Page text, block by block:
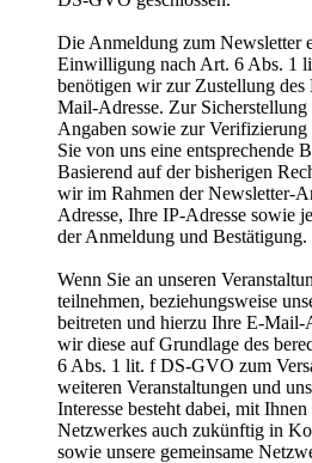
Die Anmeldung zum Newsletter
Einwilligung nach Art. 6 Abs. 1
benötigen wir zur Zustellung
Mail-Adresse. Zur
Angaben sowie zur
Sie von uns eine entsprechende
Basierend auf der bisherigen
wir im Rahmen der Newsletter-
Adresse, Ihre IP-Adresse sowie
der Anmeldung und Bestätigung.
Wenn Sie an unseren
teilnehmen, beziehungsweise
beitreten und hierzu Ihre E-Mail-
wir diese auf Grundlage des
6 Abs. 1 lit. f DS-GVO zum
weiteren Veranstaltungen und
Interesse besteht dabei, mit
Netzwerkes auch zukünftig in
sowie unsere gemeinsame